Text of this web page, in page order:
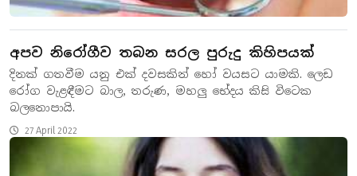
අපව නිරෝගීව තබන සරල පුරුදු කිහිපයක්
දිනක් ගතවීම යනු එක් දවසකින් හෝ වයසට යාමකි. ලෙඩ
රෝග වැළඳීමට බාල, තරුණ, මහලු භේදය කිසි විටෙක
බලනොපායි.
27 April 2022